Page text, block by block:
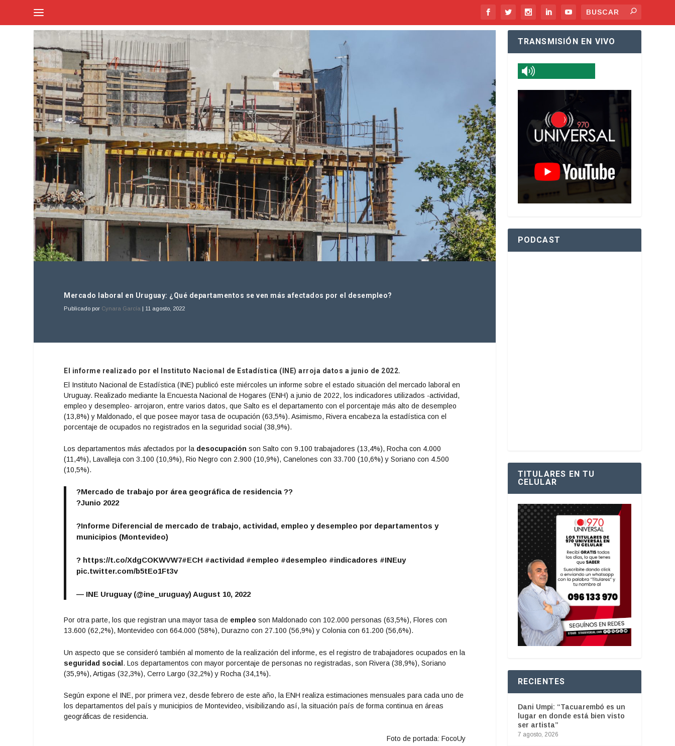
Mercado laboral en Uruguay: ¿Qué departamentos se ven más afectados por el desempleo?
Publicado por Cynara García | 11 agosto, 2022
El informe realizado por el Instituto Nacional de Estadística (INE) arroja datos a junio de 2022.
El Instituto Nacional de Estadística (INE) publicó este miércoles un informe sobre el estado situación del mercado laboral en
Uruguay. Realizado mediante la Encuesta Nacional de Hogares (ENH) a junio de 2022, los indicadores utilizados -actividad,
empleo y desempleo- arrojaron, entre varios datos, que Salto es el departamento con el porcentaje más alto de desempleo
(13,8%) y Maldonado, el que posee mayor tasa de ocupación (63,5%). Asimismo, Rivera encabeza la estadística con el
porcentaje de ocupados no registrados en la seguridad social (38,9%).
Los departamentos más afectados por la desocupación son Salto con 9.100 trabajadores (13,4%), Rocha con 4.000
(11,4%), Lavalleja con 3.100 (10,9%), Rio Negro con 2.900 (10,9%), Canelones con 33.700 (10,6%) y Soriano con 4.500
(10,5%).
?Mercado de trabajo por área geográfica de residencia ??
?️Junio 2022
?Informe Diferencial de mercado de trabajo, actividad, empleo y desempleo por departamentos y
municipios (Montevideo)
? https://t.co/XdgCOKWVW7#ECH #actividad #empleo #desempleo #indicadores #INEuy
pic.twitter.com/b5tEo1Ft3v
— INE Uruguay (@ine_uruguay)August 10, 2022
Por otra parte, los que registran una mayor tasa de empleo son Maldonado con 102.000 personas (63,5%), Flores con
13.600 (62,2%), Montevideo con 664.000 (58%), Durazno con 27.100 (56,9%) y Colonia con 61.200 (56,6%).
Un aspecto que se consideró también al momento de la realización del informe, es el registro de trabajadores ocupados en la
seguridad social . Los departamentos con mayor porcentaje de personas no registradas, son Rivera (38,9%), Soriano
(35,9%), Artigas (32,3%), Cerro Largo (32,2%) y Rocha (34,1%).
Según expone el INE, por primera vez, desde febrero de este año, la ENH realiza estimaciones mensuales para cada uno de
los departamentos del país y municipios de Montevideo, visibilizando así, la situación país de forma continua en áreas
geográficas de residencia.
Foto de portada: FocoUy
TRANSMISIÓN EN VIVO
PODCAST
TITULARES EN TU
CELULAR
RECIENTES
Dani Umpi: “Tacuarembó es un
lugar en donde está bien visto
ser artista”
7 agosto, 2026